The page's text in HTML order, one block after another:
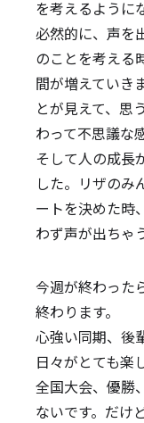
を考えるように
必然的に、声を
のことを考える
間が増えていき
とが見えて、思
わって不思議な
そして人の成長
した。リザのみ
ートを決めた時
わず声が出ちゃ
今週が終わった
終わります。
心強い同期、後
日々がとても楽
全国大会、優勝
ないです。だけ